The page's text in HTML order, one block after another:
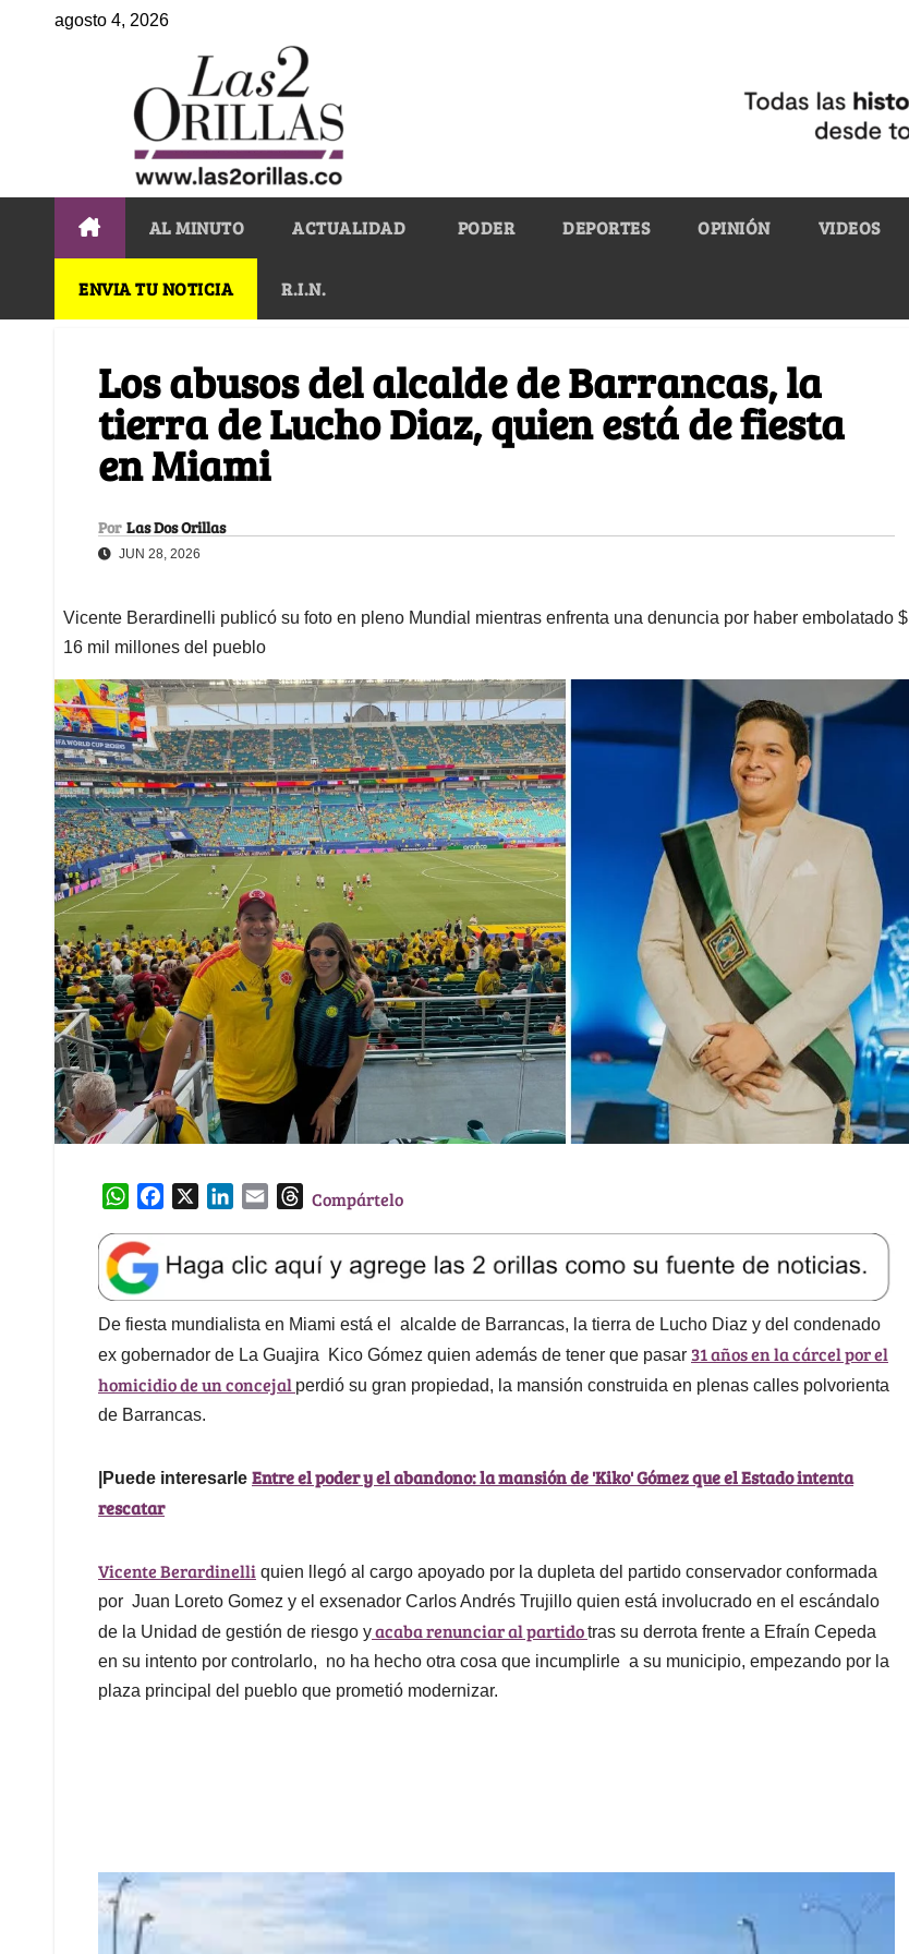
agosto 4, 2026
AL MINUTO ACTUALIDAD PODER DEPORTES OPINIÓN VIDEOS
ENVIA TU NOTICIA R.I.N.
Los abusos del alcalde de Barrancas, la
tierra de Lucho Diaz, quien está de fiesta
en Miami
Por Las Dos Orillas
JUN 28, 2026
Vicente Berardinelli publicó su foto en pleno Mundial mientras enfrenta una denuncia por haber embolatado $
16 mil millones del pueblo
W
a
t
s
A
p
p
e
b
o
o
k
k
e
d
I
n
l
T
e
a
d
s
Compártelo
De fiesta mundialista en Miami está el alcalde de Barrancas, la tierra de Lucho Diaz y del condenado
ex gobernador de La Guajira Kico Gómez quien además de tener que pasar 31 años en la cárcel por el
homicidio de un concejal perdió su gran propiedad, la mansión construida en plenas calles polvorienta
de Barrancas.
|Puede interesarle Entre el poder y el abandono: la mansión de 'Kiko' Gómez que el Estado intenta
rescatar
Vicente Berardinelli quien llegó al cargo apoyado por la dupleta del partido conservador conformada
por Juan Loreto Gomez y el exsenador Carlos Andrés Trujillo quien está involucrado en el escándalo
de la Unidad de gestión de riesgo yacaba renunciar al partidotras su derrota frente a Efraín Cepeda
en su intento por controlarlo, no ha hecho otra cosa que incumplirle a su municipio, empezando por la
plaza principal del pueblo que prometió modernizar.